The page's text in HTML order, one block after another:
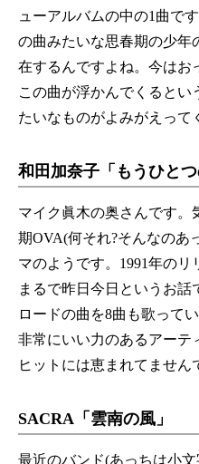
ューアルバムの中の1曲で
の曲みたいな思春期の少年
在するんですよね。今はお
この曲が浮かんでくるとい
たいなものがよみがえって
和田加奈子「もうひとつ
マイク眞木の奥さんです。
期OVA(何それ?そんなのあ
マのようです。1991年のリ
まるで昨日今日というお
ロードの曲を8曲も歌って
非常にいい力のあるアーテ
ヒットには恵まれてません
SACRA「雲南の風」
最近のバンド(あっちは小文